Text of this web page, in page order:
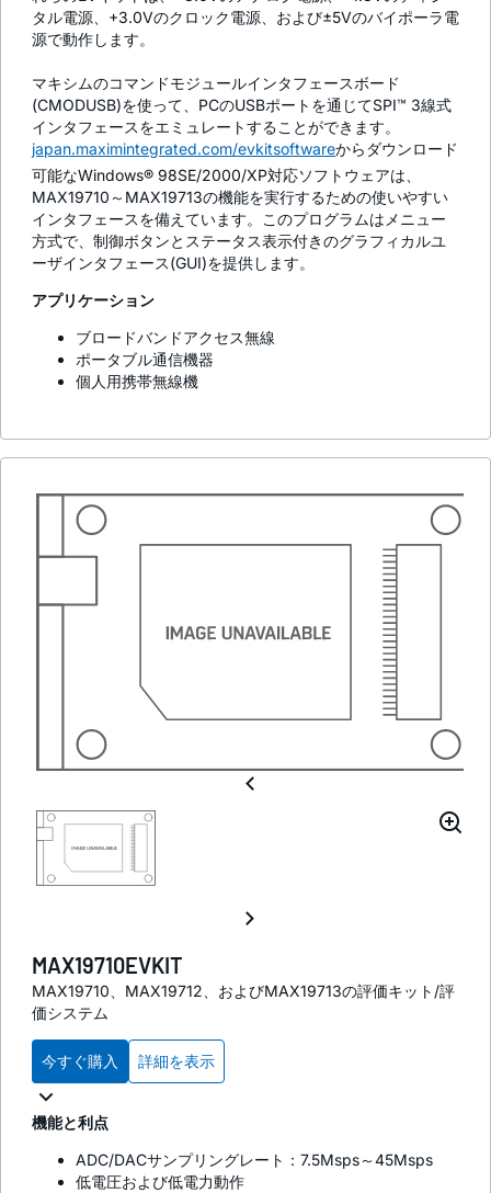
タル電源、+3.0Vのクロック電源、および±5Vのバイポーラ電
源で動作します。
マキシムのコマンドモジュールインタフェースボード
(CMODUSB)を使って、PCのUSBポートを通じてSPI™ 3線式
インタフェースをエミュレートすることができます。
japan.maximintegrated.com/evkitsoftwareからダウンロード
可能なWindows® 98SE/2000/XP対応ソフトウェアは、
MAX19710～MAX19713の機能を実行するための使いやすい
インタフェースを備えています。このプログラムはメニュー
方式で、制御ボタンとステータス表示付きのグラフィカルユ
ーザインタフェース(GUI)を提供します。
アプリケーション
ブロードバンドアクセス無線
ポータブル通信機器
個人用携帯無線機
MAX19710EVKIT
MAX19710、MAX19712、およびMAX19713の評価キット/評
価システム
今すぐ購入 詳細を表示
機能と利点
ADC/DACサンプリングレート：7.5Msps～45Msps
低電圧および低電力動作